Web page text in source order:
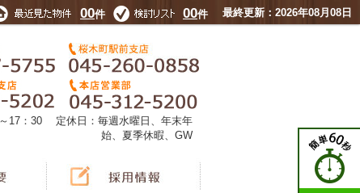
00件 00件 最終更新：2026年08月08日
17：30 定休日：毎週水曜日、年末年
始、夏季休暇、GW